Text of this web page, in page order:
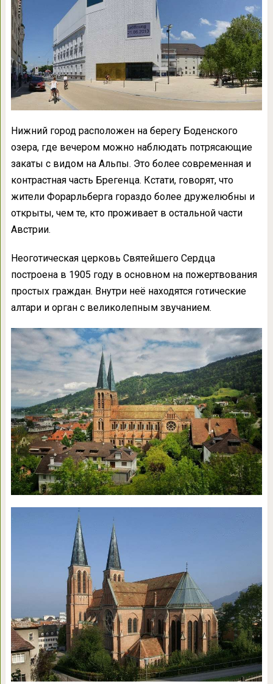
Нижний город расположен на берегу Боденского
озера, где вечером можно наблюдать потрясающие
закаты с видом на Альпы. Это более современная и
контрастная часть Брегенца. Кстати, говорят, что
жители Форарльберга гораздо более дружелюбны и
открыты, чем те, кто проживает в остальной части
Австрии.
Неоготическая церковь Святейшего Сердца
построена в 1905 году в основном на пожертвования
простых граждан. Внутри неё находятся готические
алтари и орган с великолепным звучанием.